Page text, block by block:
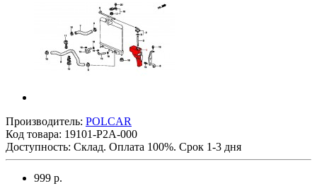
Производитель: POLCAR
Код товара: 19101-P2A-000
Доступность: Склад. Оплата 100%. Срок 1-3 дня
999 р.